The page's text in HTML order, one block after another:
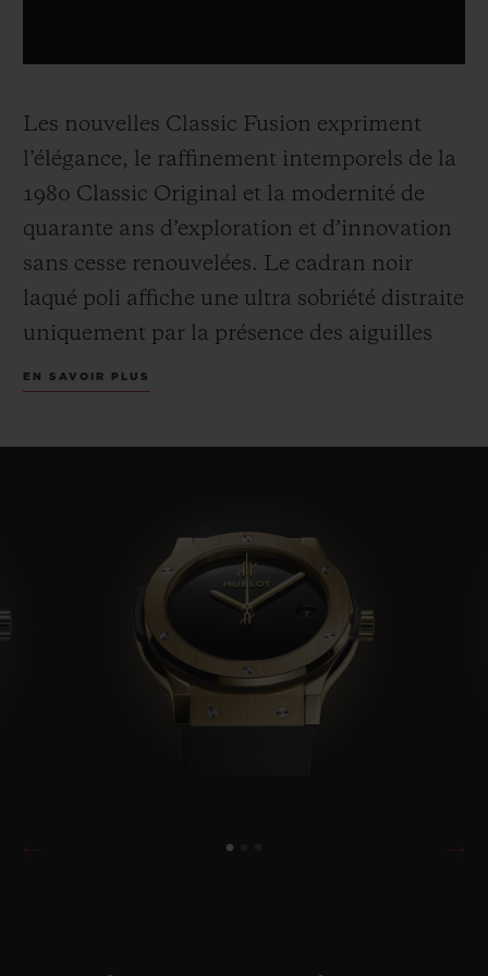
Les nouvelles Classic Fusion expriment
l’élégance, le raffinement intemporels de la
1980 Classic Original et la modernité de
quarante ans d’exploration et d’innovation
sans cesse renouvelées. Le cadran noir
laqué poli affiche une ultra sobriété distraite
uniquement par la présence des aiguilles
facettées, du logo H et Hublot en applique.
l’immuable bracelet en caoutchouc
aisément ajustable au poignet et offrant un
porté agréable grâce au fermoir triple
déployant. Ces détails devenus signature
actualisent la première montre Hublot et
laissent penser que ces garde-temps
Conjuguant design original et confort, la
EN SAVOIR PLUS